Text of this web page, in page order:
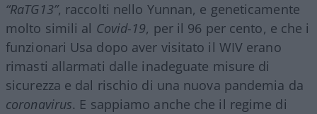
“RaTG13”, raccolti nello Yunnan, e geneticamente
molto simili al Covid-19, per il 96 per cento, e che i
funzionari Usa dopo aver visitato il WIV erano
rimasti allarmati dalle inadeguate misure di
sicurezza e dal rischio di una nuova pandemia da
coronavirus. E sappiamo anche che il regime di